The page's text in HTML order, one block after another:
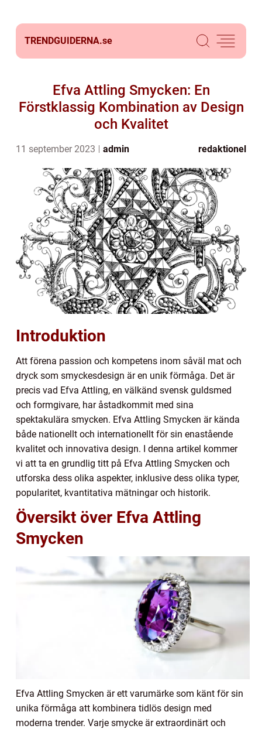
TRENDGUIDERNA.se
Efva Attling Smycken: En
Förstklassig Kombination av Design
och Kvalitet
11 september 2023 admin redaktionel
Introduktion
Att förena passion och kompetens inom såväl mat och
dryck som smyckesdesign är en unik förmåga. Det är
precis vad Efva Attling, en välkänd svensk guldsmed
och formgivare, har åstadkommit med sina
spektakulära smycken. Efva Attling Smycken är kända
både nationellt och internationellt för sin enastående
kvalitet och innovativa design. I denna artikel kommer
vi att ta en grundlig titt på Efva Attling Smycken och
utforska dess olika aspekter, inklusive dess olika typer,
popularitet, kvantitativa mätningar och historik.
Översikt över Efva Attling
Smycken
Efva Attling Smycken är ett varumärke som känt för sin
unika förmåga att kombinera tidlös design med
moderna trender. Varje smycke är extraordinärt och